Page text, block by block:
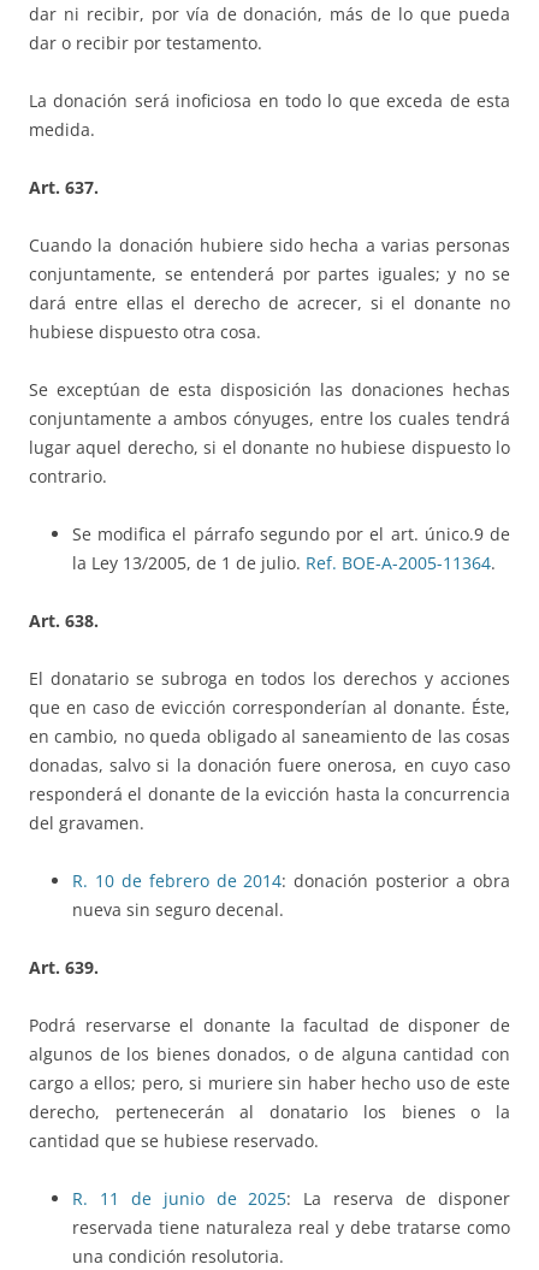
dar ni recibir, por vía de donación, más de lo que pueda
dar o recibir por testamento.
La donación será inoficiosa en todo lo que exceda de esta
medida.
Art. 637.
Cuando la donación hubiere sido hecha a varias personas
conjuntamente, se entenderá por partes iguales; y no se
dará entre ellas el derecho de acrecer, si el donante no
hubiese dispuesto otra cosa.
Se exceptúan de esta disposición las donaciones hechas
conjuntamente a ambos cónyuges, entre los cuales tendrá
lugar aquel derecho, si el donante no hubiese dispuesto lo
contrario.
Se modifica el párrafo segundo por el art. único.9 de
la Ley 13/2005, de 1 de julio. Ref. BOE-A-2005-11364.
Art. 638.
El donatario se subroga en todos los derechos y acciones
que en caso de evicción corresponderían al donante. Éste,
en cambio, no queda obligado al saneamiento de las cosas
donadas, salvo si la donación fuere onerosa, en cuyo caso
responderá el donante de la evicción hasta la concurrencia
del gravamen.
R. 10 de febrero de 2014: donación posterior a obra
nueva sin seguro decenal.
Art. 639.
Podrá reservarse el donante la facultad de disponer de
algunos de los bienes donados, o de alguna cantidad con
cargo a ellos; pero, si muriere sin haber hecho uso de este
derecho, pertenecerán al donatario los bienes o la
cantidad que se hubiese reservado.
R. 11 de junio de 2025: La reserva de disponer
reservada tiene naturaleza real y debe tratarse como
una condición resolutoria.